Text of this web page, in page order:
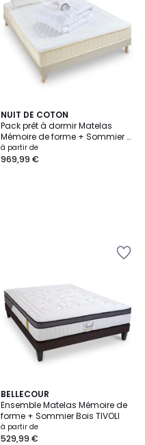
NUIT DE COTON
Pack prêt à dormir Matelas
Mémoire de forme + Sommier +
Accessoires SYMPHONIE 2.0
à partir de
969,99 €
BELLECOUR
Ensemble Matelas Mémoire de
forme + Sommier Bois TIVOLI
à partir de
529,99 €